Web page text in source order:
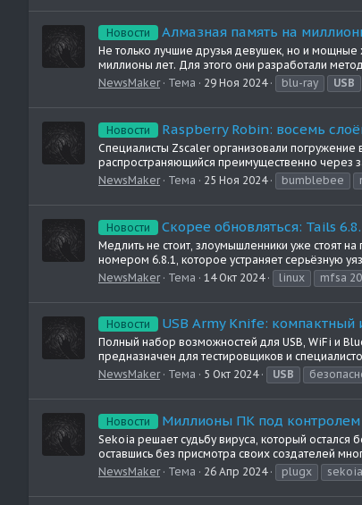
Новости Алмазная память на
Не только лучшие друзья девушек, но и мощные
миллионы лет. Для этого они разработали
NewsMaker
Тема 29 Ноя 2024 blu-ray USB
Новости Raspberry Robin: восемь
Специалисты Zscaler организовали
распространяющийся преимущественно через
NewsMaker
Тема 25 Ноя 2024 bumblebee
Новости Скорее обновляться: Tails
Медлить не стоит, злоумышленники уже стоят
номером 6.8.1, которое устраняет серьёзную
NewsMaker
Тема 14 Окт 2024 linux mfsa
Новости USB Army Knife: компактный
Полный набор возможностей для USB, WiFi и
предназначен для тестировщиков и
NewsMaker
Тема 5 Окт 2024 USB
Новости Миллионы ПК под контролем
Sekoia решает судьбу вируса, который
оставшись без присмотра своих создателей
NewsMaker
Тема 26 Апр 2024 plugx sekoia